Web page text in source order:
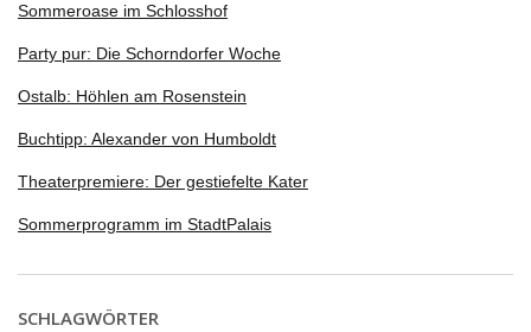
Sommeroase im Schlosshof
Party pur: Die Schorndorfer Woche
Ostalb: Höhlen am Rosenstein
Buchtipp: Alexander von Humboldt
Theaterpremiere: Der gestiefelte Kater
Sommerprogramm im StadtPalais
SCHLAGWÖRTER